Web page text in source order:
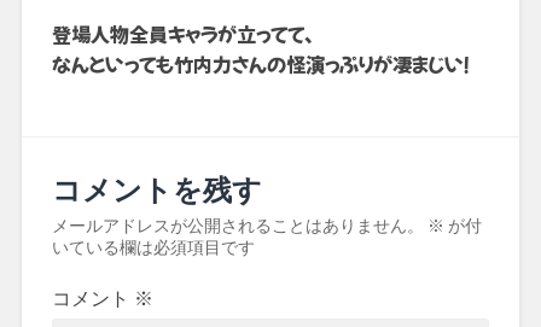
登場人物全員キャラが立ってて、
なんといっても竹内力さんの怪演っぷりが凄まじい！
コメントを残す
メールアドレスが公開されることはありません。 ※ が付
いている欄は必須項目です
コメント ※